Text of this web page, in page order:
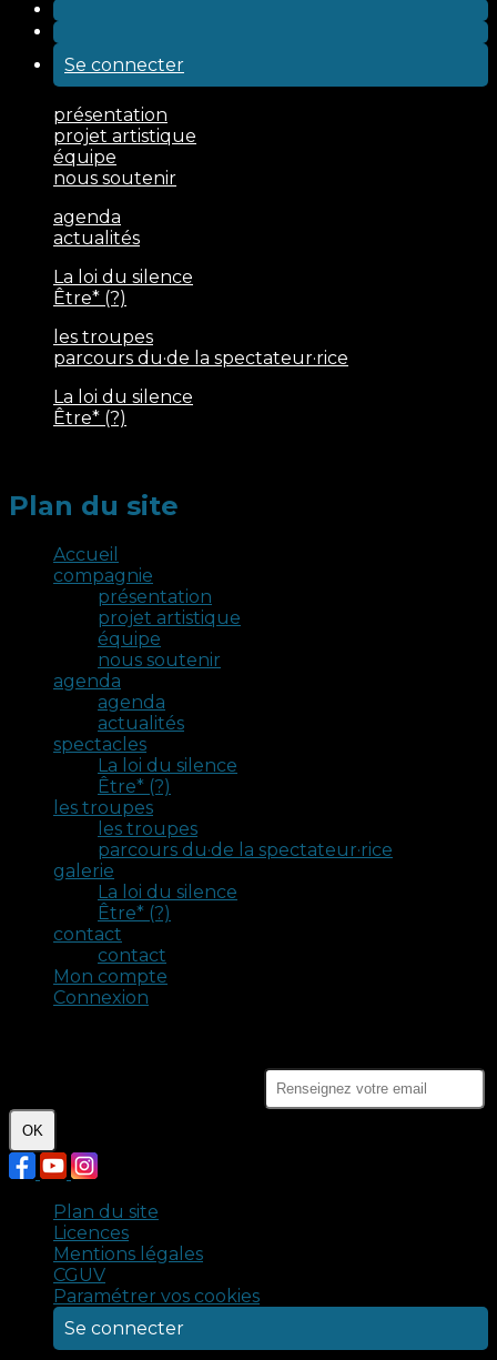
Se connecter
présentation
projet artistique
équipe
nous soutenir
agenda
actualités
La loi du silence
Être* (?)
les troupes
parcours du·de la spectateur·rice
La loi du silence
Être* (?)
Plan du site
Accueil
compagnie
présentation
projet artistique
équipe
nous soutenir
agenda
agenda
actualités
spectacles
La loi du silence
Être* (?)
les troupes
les troupes
parcours du·de la spectateur·rice
galerie
La loi du silence
Être* (?)
contact
contact
Mon compte
Connexion
OK
Plan du site
Licences
Mentions légales
CGUV
Paramétrer vos cookies
Se connecter